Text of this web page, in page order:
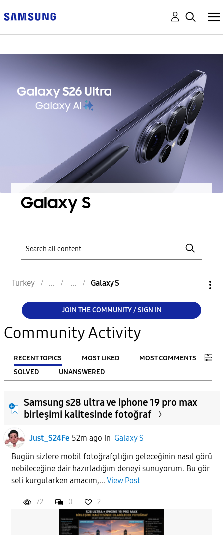
Galaxy S
Turkey Galaxy S
JOIN THE COMMUNITY / SIGN IN
Community Activity
RECENT TOPICS MOST LIKED
MOST COMMENTS
SOLVED
UNANSWERED
FILTER:
From
To
APPLY
Samsung s28 ultra ve iphone 19 pro max
birleşimi kalitesinde fotoğraf
Just_S24Fe 52m ago in Galaxy S
Bugün sizlere mobil fotoğrafçılığın geleceğinin nasıl görü
nebileceğine dair hazırladığım deneyi sunuyorum. Bu gör
seli kurgularken amacım,... View Post
72 0 2